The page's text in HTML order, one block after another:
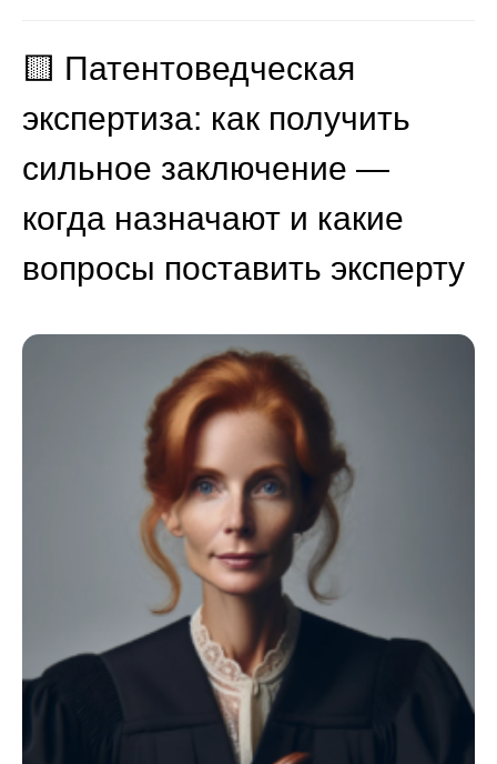
🟨 Патентоведческая
экспертиза: как получить
сильное заключение —
когда назначают и какие
вопросы поставить эксперту